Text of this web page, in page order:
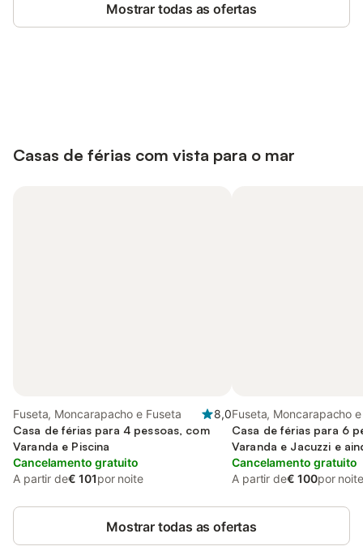
Mostrar todas as ofertas
Casas de férias com vista para o mar
Fuseta, Moncarapacho e Fuseta
8,0
Casa de férias para 4 pessoas, com
Varanda e Piscina
Cancelamento gratuito
A partir de€ 101por noite
Fuseta, Moncarapacho
Casa de férias para 6
Varanda e Jacuzzi e
Jardim
Cancelamento gratuito
A partir de€ 100por noite
Mostrar todas as ofertas